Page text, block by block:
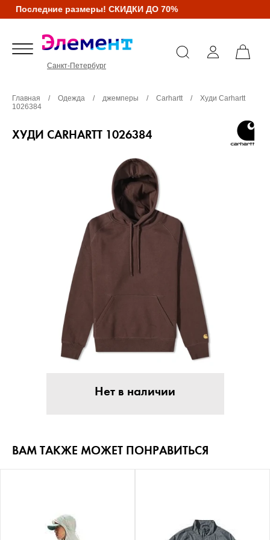
Последние размеры! СКИДКИ ДО 70%
Санкт-Петербург
Главная / Одежда / джемперы / Carhartt /
Худи Carhartt
1026384
ХУДИ CARHARTT 1026384
Нет в наличии
ВАМ ТАКЖЕ МОЖЕТ ПОНРАВИТЬСЯ